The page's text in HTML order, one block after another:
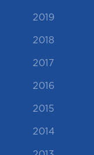
2019
2018
2017
2016
2015
2014